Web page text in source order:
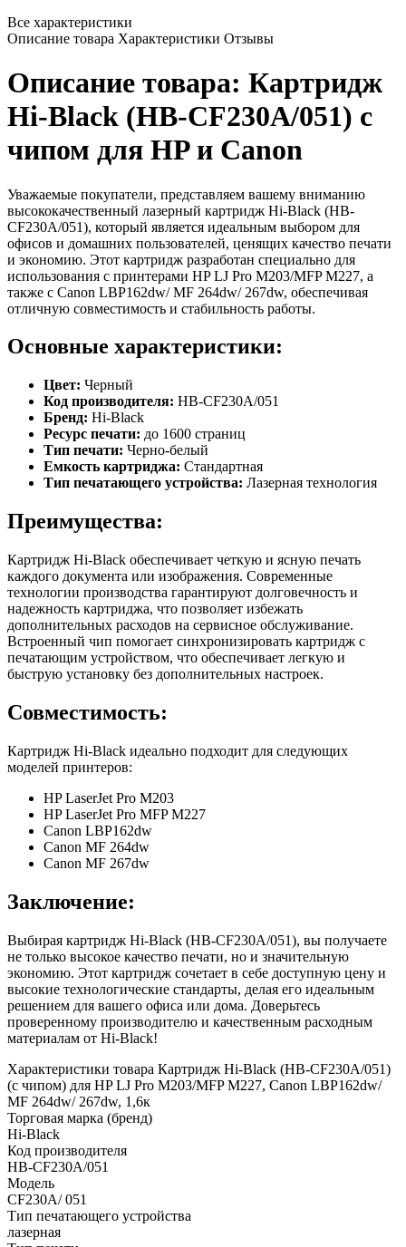
Все характеристики
Описание товара Характеристики Отзывы
Описание товара: Картридж
Hi-Black (HB-CF230A/051) с
чипом для HP и Canon
Уважаемые покупатели, представляем вашему вниманию
высококачественный лазерный картридж Hi-Black (HB-
CF230A/051), который является идеальным выбором для
офисов и домашних пользователей, ценящих качество печати
и экономию. Этот картридж разработан специально для
использования с принтерами HP LJ Pro M203/MFP M227, а
также с Canon LBP162dw/ MF 264dw/ 267dw, обеспечивая
отличную совместимость и стабильность работы.
Основные характеристики:
Цвет: Черный
Код производителя: HB-CF230A/051
Бренд: Hi-Black
Ресурс печати: до 1600 страниц
Тип печати: Черно-белый
Емкость картриджа: Стандартная
Тип печатающего устройства: Лазерная технология
Преимущества:
Картридж Hi-Black обеспечивает четкую и ясную печать
каждого документа или изображения. Современные
технологии производства гарантируют долговечность и
надежность картриджа, что позволяет избежать
дополнительных расходов на сервисное обслуживание.
Встроенный чип помогает синхронизировать картридж с
печатающим устройством, что обеспечивает легкую и
быструю установку без дополнительных настроек.
Совместимость:
Картридж Hi-Black идеально подходит для следующих
моделей принтеров:
HP LaserJet Pro M203
HP LaserJet Pro MFP M227
Canon LBP162dw
Canon MF 264dw
Canon MF 267dw
Заключение:
Выбирая картридж Hi-Black (HB-CF230A/051), вы получаете
не только высокое качество печати, но и значительную
экономию. Этот картридж сочетает в себе доступную цену и
высокие технологические стандарты, делая его идеальным
решением для вашего офиса или дома. Доверьтесь
проверенному производителю и качественным расходным
материалам от Hi-Black!
Характеристики товара Картридж Hi-Black (HB-CF230A/051)
(с чипом) для HP LJ Pro M203/MFP M227, Canon LBP162dw/
MF 264dw/ 267dw, 1,6к
Торговая марка (бренд)
Hi-Black
Код производителя
HB-CF230A/051
Модель
CF230A/ 051
Тип печатающего устройства
лазерная